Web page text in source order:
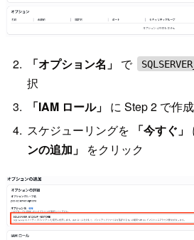
「オプション名」 で
択
「IAM ロール」 に Step 2 で作
スケジューリングを
「今すぐ」
ンの追加」
をクリック